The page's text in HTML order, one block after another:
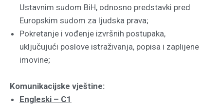
Ustavnim sudom BiH, odnosno predstavki pred
Europskim sudom za ljudska prava;
Pokretanje i vođenje izvršnih postupaka,
uključujući poslove istraživanja, popisa i zaplijene
imovine;
Komunikacijske vještine:
Engleski – C1